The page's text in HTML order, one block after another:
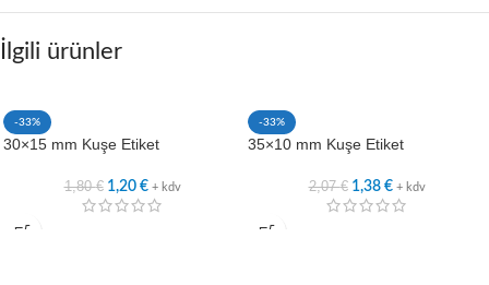
İlgili ürünler
-33%
30×15 mm Kuşe Etiket
1,80€ 1,20 € + kdv
-33%
35×10 mm Kuşe Etiket
2,07€ 1,38 € + kdv